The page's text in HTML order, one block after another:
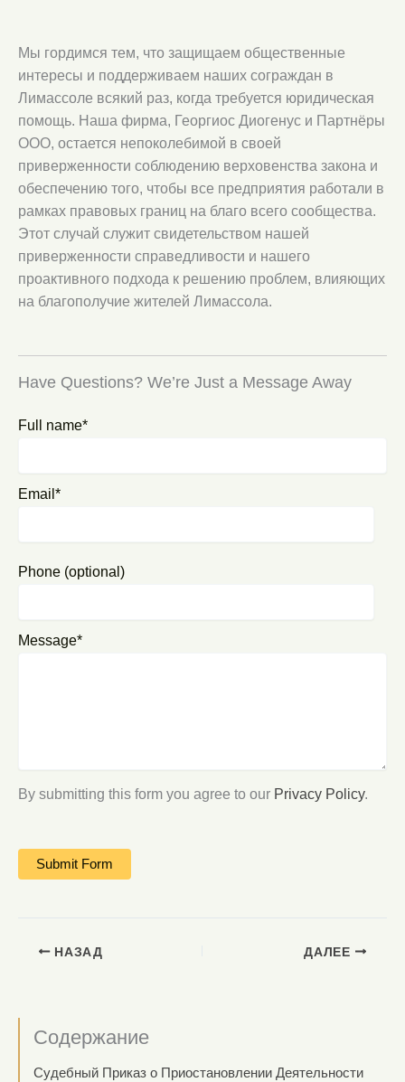
Мы гордимся тем, что защищаем общественные
интересы и поддерживаем наших сограждан в
Лимассоле всякий раз, когда требуется юридическая
помощь. Наша фирма, Георгиос Диогенус и Партнёры
ООО, остается непоколебимой в своей
приверженности соблюдению верховенства закона и
обеспечению того, чтобы все предприятия работали в
рамках правовых границ на благо всего сообщества.
Этот случай служит свидетельством нашей
приверженности справедливости и нашего
проактивного подхода к решению проблем, влияющих
на благополучие жителей Лимассола.
Have Questions? We’re Just a Message Away
Full name*
Email*
Phone (optional)
Message*
By submitting this form you agree to our Privacy Policy.
НАЗАД ДАЛЕЕ
Содержание
Судебный Приказ о Приостановлении Деятельности